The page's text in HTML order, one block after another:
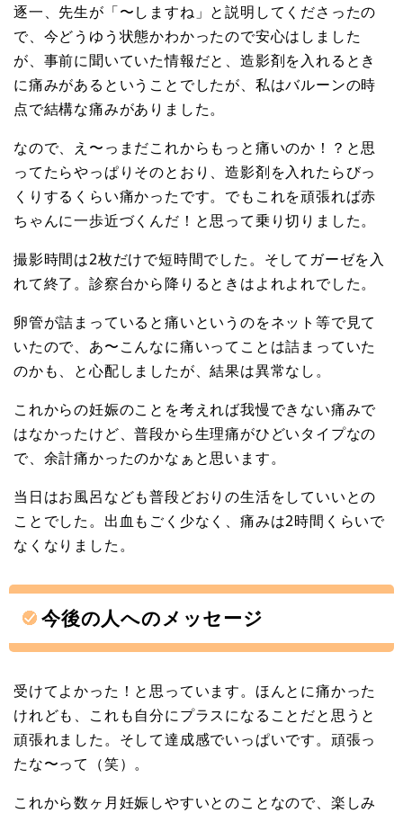
逐一、先生が「〜しますね」と説明してくださったの
で、今どうゆう状態かわかったので安心はしました
が、事前に聞いていた情報だと、造影剤を入れるとき
に痛みがあるということでしたが、私はバルーンの時
点で結構な痛みがありました。
なので、え〜っまだこれからもっと痛いのか！？と思
ってたらやっぱりそのとおり、造影剤を入れたらびっ
くりするくらい痛かったです。でもこれを頑張れば赤
ちゃんに一歩近づくんだ！と思って乗り切りました。
撮影時間は2枚だけで短時間でした。そしてガーゼを入
れて終了。診察台から降りるときはよれよれでした。
卵管が詰まっていると痛いというのをネット等で見て
いたので、あ〜こんなに痛いってことは詰まっていた
のかも、と心配しましたが、結果は異常なし。
これからの妊娠のことを考えれば我慢できない痛みで
はなかったけど、普段から生理痛がひどいタイプなの
で、余計痛かったのかなぁと思います。
当日はお風呂なども普段どおりの生活をしていいとの
ことでした。出血もごく少なく、痛みは2時間くらいで
なくなりました。
今後の人へのメッセージ
受けてよかった！と思っています。ほんとに痛かった
けれども、これも自分にプラスになることだと思うと
頑張れました。そして達成感でいっぱいです。頑張っ
たな〜って（笑）。
これから数ヶ月妊娠しやすいとのことなので、楽しみ